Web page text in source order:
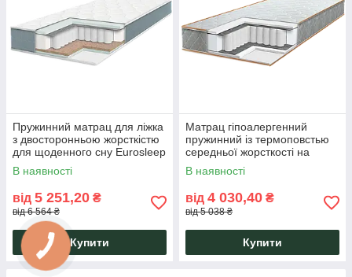
Пружинний матрац для ліжка
з двосторонньою жорсткістю
для щоденного сну Eurosleep
Pulson Elit Cocos
В наявності
від 5 251,20 ₴
від 6 564 ₴
Купити
Матрац гіпоалергенний
пружинний із термоповстью
середньої жорсткості на
Pocket spring h 19 Ultra
Spring Eurosleep
В наявності
від 4 030,40 ₴
від 5 038 ₴
Купити